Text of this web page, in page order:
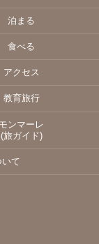
泊まる
食べる
アクセス
教育旅行
モンマーレ
(旅ガイド)
て